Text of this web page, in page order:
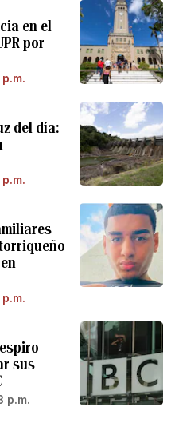
en el
por
del día:
sus
p.m.